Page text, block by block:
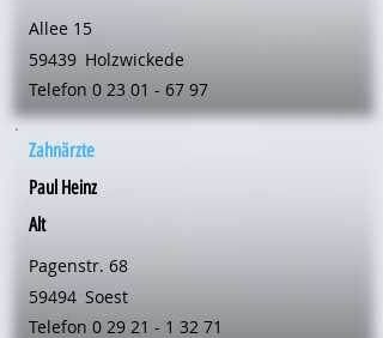
Allee 15
59439 Holzwickede
Telefon 0 23 01 - 67 97
Zahnärzte
Paul Heinz
Alt
Pagenstr. 68
59494 Soest
Telefon 0 29 21 - 1 32 71